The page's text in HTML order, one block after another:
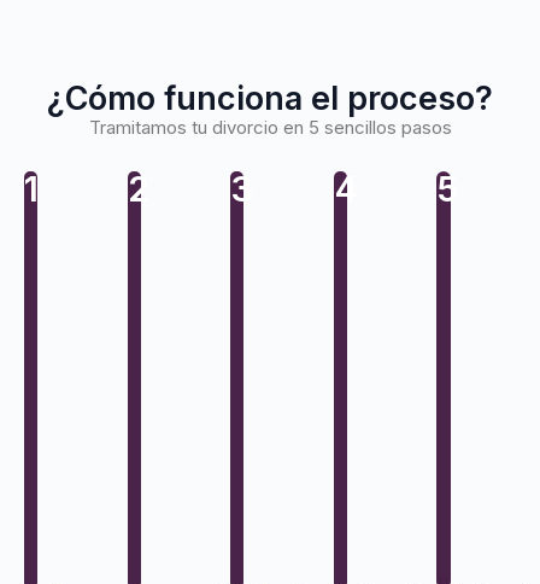
¿Cómo funciona el proceso?
Tramitamos tu divorcio en 5 sencillos pasos
1 2 3 4 5